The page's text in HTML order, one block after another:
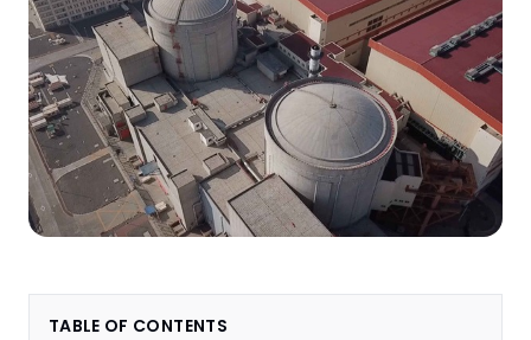
TABLE OF CONTENTS